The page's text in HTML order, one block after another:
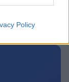
Policy